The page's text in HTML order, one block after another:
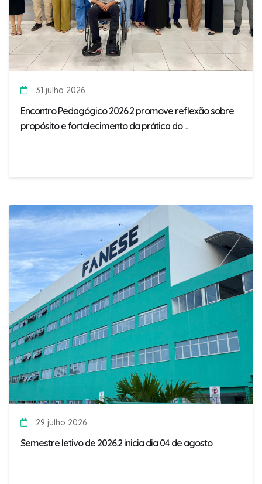
31 julho 2026
Encontro Pedagógico 2026.2 promove reflexão sobre
propósito e fortalecimento da prática do ...
29 julho 2026
Semestre letivo de 2026.2 inicia dia 04 de agosto